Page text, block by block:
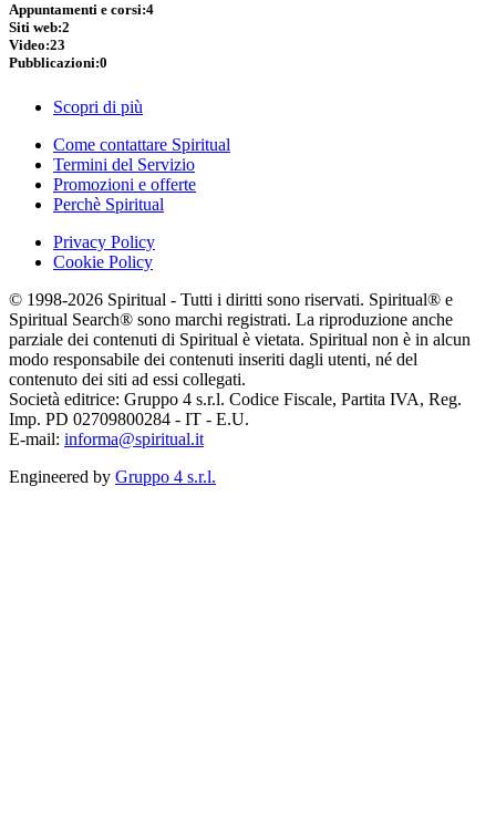
Appuntamenti e corsi:4
Siti web:2
Video:23
Pubblicazioni:0
Scopri di più
Come contattare Spiritual
Termini del Servizio
Promozioni e offerte
Perchè Spiritual
Privacy Policy
Cookie Policy
© 1998-2026 Spiritual - Tutti i diritti sono riservati. Spiritual® e
Spiritual Search® sono marchi registrati. La riproduzione anche
parziale dei contenuti di Spiritual è vietata. Spiritual non è in alcun
modo responsabile dei contenuti inseriti dagli utenti, né del
contenuto dei siti ad essi collegati.
Società editrice: Gruppo 4 s.r.l. Codice Fiscale, Partita IVA, Reg.
Imp. PD 02709800284 - IT - E.U.
E-mail: informa@spiritual.it
Engineered by Gruppo 4 s.r.l.